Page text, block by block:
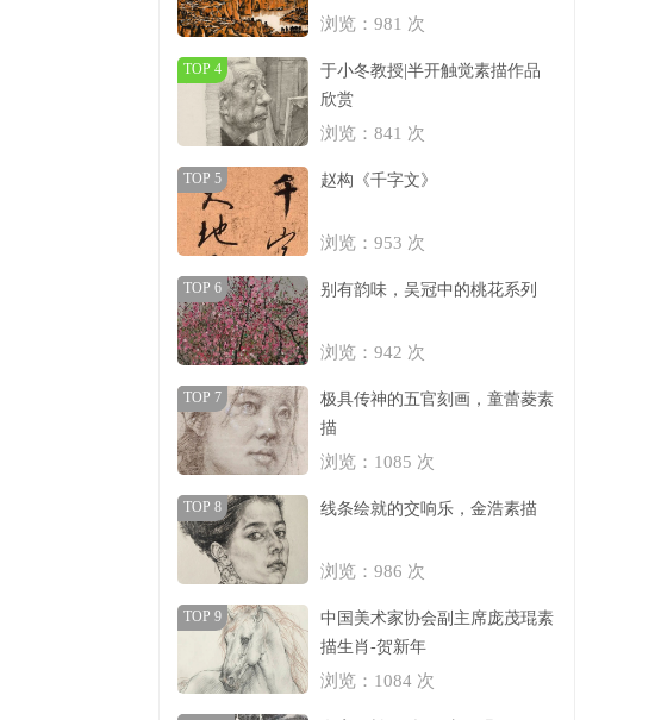
浏览：981 次
TOP 4
于小冬教授|半开触觉素描作品
欣赏
浏览：841 次
TOP 5 赵构《千字文》
浏览：953 次
TOP 6 别有韵味，吴冠中的桃花系列
浏览：942 次
TOP 7
极具传神的五官刻画，童蕾菱素
描
浏览：1085 次
TOP 8 线条绘就的交响乐，金浩素描
浏览：986 次
TOP 9
中国美术家协会副主席庞茂琨素
描生肖-贺新年
浏览：1084 次